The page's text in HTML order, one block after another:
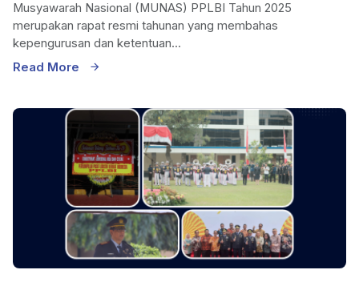
Musyawarah Nasional (MUNAS) PPLBI Tahun 2025
merupakan rapat resmi tahunan yang membahas
kepengurusan dan ketentuan...
Read More